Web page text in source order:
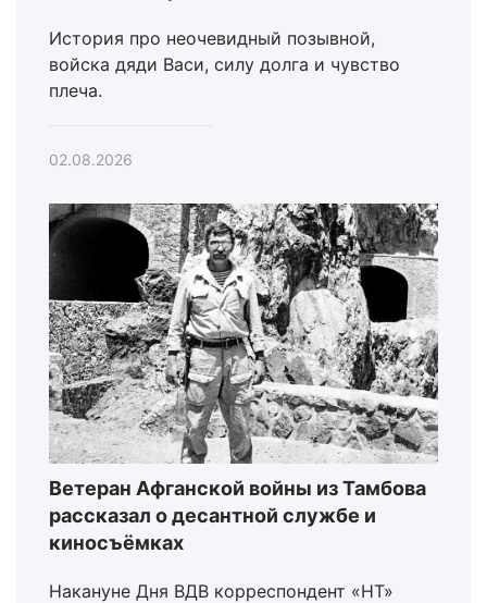
История про неочевидный позывной,
войска дяди Васи, силу долга и чувство
плеча.
02.08.2026
Ветеран Афганской войны из Тамбова
рассказал о десантной службе и
киносъёмках
Накануне Дня ВДВ корреспондент «НТ»